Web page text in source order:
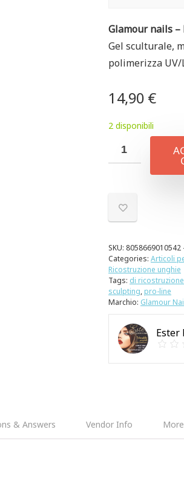
Glamour nails –
Gel sculturale,
polimerizza UV/
14,90 €
2 disponibili
SKU:
Categories: Articoli
Ricostruzione unghie
Tags: di
sculpting, pro-line
Marchio: Glamour
Ester
& Answers Vendor Info